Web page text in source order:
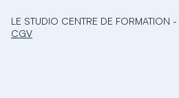
LE STUDIO CENTRE DE FORMATION -
CGV